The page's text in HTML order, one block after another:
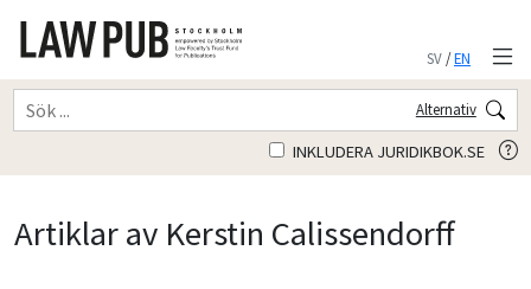
SV/EN
Alternativ
INKLUDERA JURIDIKBOK.SE
Artiklar av Kerstin Calissendorff